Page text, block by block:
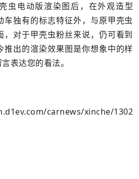
虫电动版渲染图后，在外观造型
车独有的标志特征外，与原甲壳虫
，对于甲壳虫粉丝来说，仍可看到
推出的渲染效果图是你想象中的样
表达您的看法。
carnews/xinche/1302